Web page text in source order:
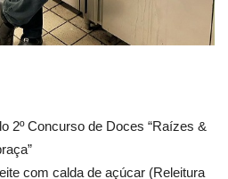
2º Concurso de Doces “Raízes &
com calda de açúcar (Releitura